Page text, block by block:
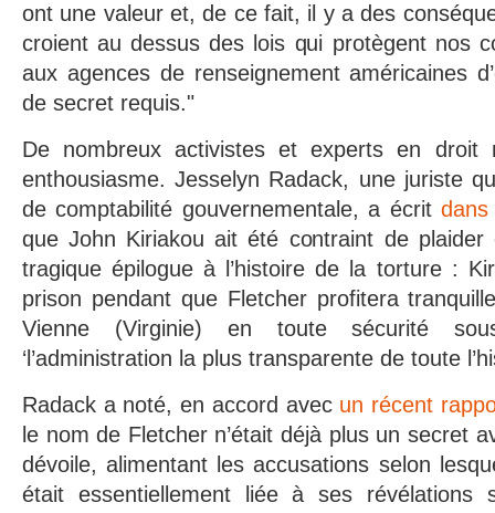
ont une valeur et, de ce fait, il y a des
croient au dessus des lois qui protègent nos
aux agences de renseignement américaines
de secret requis."
De nombreux activistes et experts en droit
enthousiasme. Jesselyn Radack, une juriste
de comptabilité gouvernementale, a écrit
que John Kiriakou ait été contraint de plaider
tragique épilogue à l’histoire de la torture :
prison pendant que Fletcher profitera
Vienne (Virginie) en toute sécurité
‘l’administration la plus transparente de toute
Radack a noté, en accord avec un récent
le nom de Fletcher n’était déjà plus un secret
dévoile, alimentant les accusations selon
était essentiellement liée à ses révélations